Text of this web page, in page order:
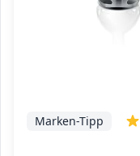
Marken-Tipp